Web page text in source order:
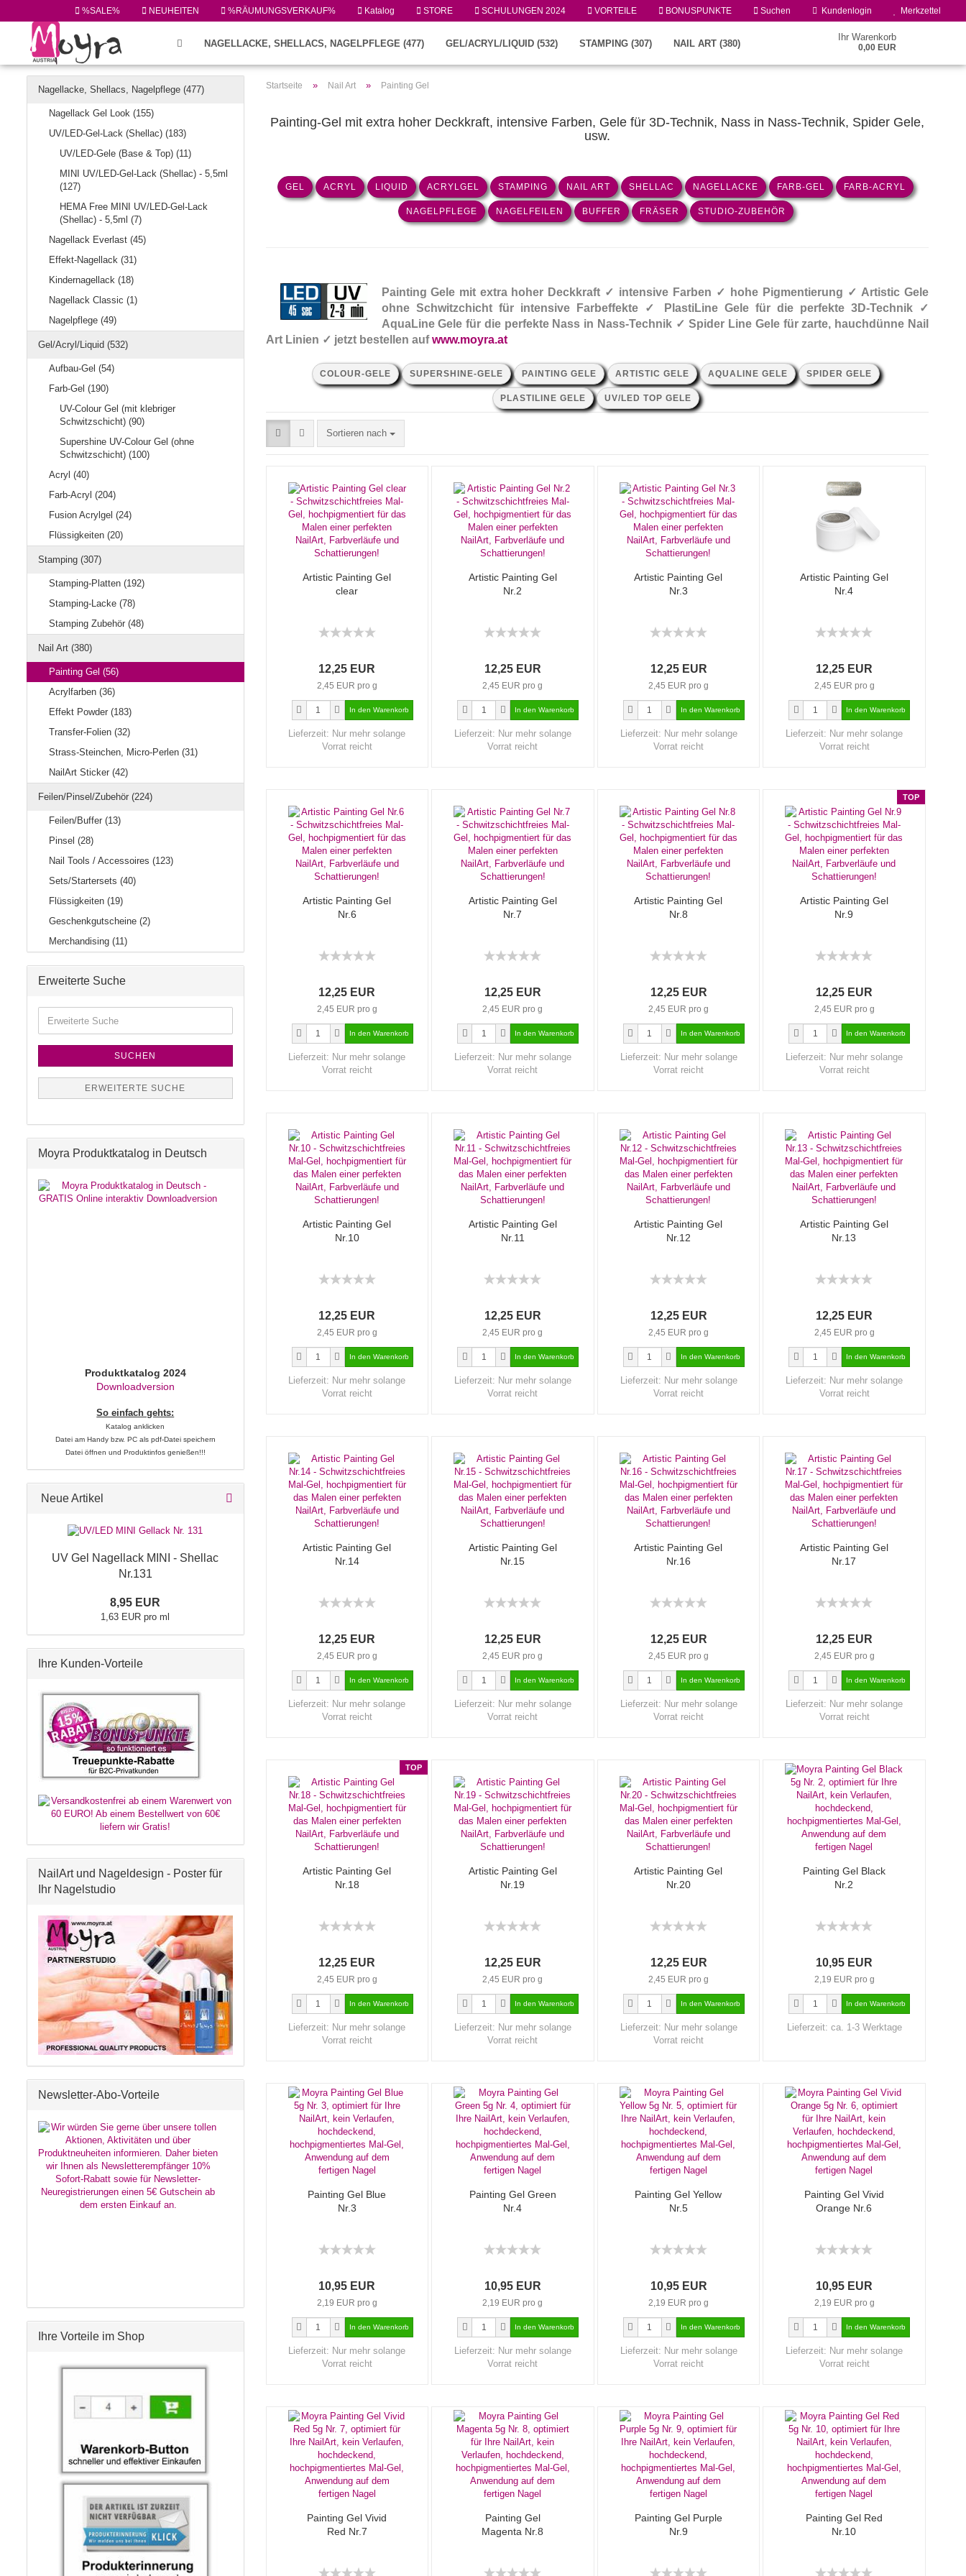
%SALE% NEUHEITEN %RÄUMUNGSVERKAUF% Katalog STORE SCHULUNGEN 2024 VORTEILE BONUSPUNKTE Suchen Kundenlogin
Konto erstellen
Passwort vergessen?
Merkzettel
Ihr Warenkorb
0,00 EUR
NAGELLACKE, SHELLACS, NAGELPFLEGE (477) GEL/ACRYL/LIQUID (532) STAMPING (307) NAIL ART (380)
Startseite » Nail Art » Painting Gel
Painting-Gel mit extra hoher Deckkraft, intensive Farben, Gele für 3D-Technik, Nass in Nass-Technik, Spider Gele,
usw.
GEL ACRYL LIQUID ACRYLGEL STAMPING NAIL ART SHELLAC NAGELLACKE FARB-GEL FARB-ACRYL
NAGELPFLEGE NAGELFEILEN BUFFER FRÄSER STUDIO-ZUBEHÖR
Painting Gele mit extra hoher Deckkraft ✓ intensive Farben ✓ hohe Pigmentierung ✓ Artistic Gele
ohne Schwitzchicht für intensive Farbeffekte ✓ PlastiLine Gele für die perfekte 3D-Technik ✓
AquaLine Gele für die perfekte Nass in Nass-Technik ✓ Spider Line Gele für zarte, hauchdünne Nail
Art Linien ✓ jetzt bestellen aufwww.moyra.at
COLOUR-GELE SUPERSHINE-GELE PAINTING GELE ARTISTIC GELE AQUALINE GELE SPIDER GELE
PLASTILINE GELE UV/LED TOP GELE
Sortieren nach
Artistic Painting Gel
clear
12,25 EUR
2,45 EUR pro g
Lieferzeit: Nur mehr solange
Vorrat reicht
Artistic Painting Gel
Nr.2
12,25 EUR
2,45 EUR pro g
Lieferzeit: Nur mehr solange
Vorrat reicht
Artistic Painting Gel
Nr.3
12,25 EUR
2,45 EUR pro g
Lieferzeit: Nur mehr solange
Vorrat reicht
Artistic Painting Gel
Nr.4
12,25 EUR
2,45 EUR pro g
Lieferzeit: Nur mehr solange
Vorrat reicht
Artistic Painting Gel
Nr.6
12,25 EUR
2,45 EUR pro g
Lieferzeit: Nur mehr solange
Vorrat reicht
Artistic Painting Gel
Nr.7
12,25 EUR
2,45 EUR pro g
Lieferzeit: Nur mehr solange
Vorrat reicht
Artistic Painting Gel
Nr.8
12,25 EUR
2,45 EUR pro g
Lieferzeit: Nur mehr solange
Vorrat reicht
TOP
Artistic Painting Gel
Nr.9
12,25 EUR
2,45 EUR pro g
Lieferzeit: Nur mehr solange
Vorrat reicht
Artistic Painting Gel
Nr.10
12,25 EUR
2,45 EUR pro g
Lieferzeit: Nur mehr solange
Vorrat reicht
Artistic Painting Gel
Nr.11
12,25 EUR
2,45 EUR pro g
Lieferzeit: Nur mehr solange
Vorrat reicht
Artistic Painting Gel
Nr.12
12,25 EUR
2,45 EUR pro g
Lieferzeit: Nur mehr solange
Vorrat reicht
Artistic Painting Gel
Nr.13
12,25 EUR
2,45 EUR pro g
Lieferzeit: Nur mehr solange
Vorrat reicht
Artistic Painting Gel
Nr.14
12,25 EUR
2,45 EUR pro g
Lieferzeit: Nur mehr solange
Vorrat reicht
Artistic Painting Gel
Nr.15
12,25 EUR
2,45 EUR pro g
Lieferzeit: Nur mehr solange
Vorrat reicht
Artistic Painting Gel
Nr.16
12,25 EUR
2,45 EUR pro g
Lieferzeit: Nur mehr solange
Vorrat reicht
Artistic Painting Gel
Nr.17
12,25 EUR
2,45 EUR pro g
Lieferzeit: Nur mehr solange
Vorrat reicht
TOP
Artistic Painting Gel
Nr.18
12,25 EUR
2,45 EUR pro g
Lieferzeit: Nur mehr solange
Vorrat reicht
Artistic Painting Gel
Nr.19
12,25 EUR
2,45 EUR pro g
Lieferzeit: Nur mehr solange
Vorrat reicht
Artistic Painting Gel
Nr.20
12,25 EUR
2,45 EUR pro g
Lieferzeit: Nur mehr solange
Vorrat reicht
Painting Gel Black
Nr.2
10,95 EUR
2,19 EUR pro g
Lieferzeit: ca. 1-3 Werktage
Painting Gel Blue
Nr.3
10,95 EUR
2,19 EUR pro g
Lieferzeit: Nur mehr solange
Vorrat reicht
Painting Gel Green
Nr.4
10,95 EUR
2,19 EUR pro g
Lieferzeit: Nur mehr solange
Vorrat reicht
Painting Gel Yellow
Nr.5
10,95 EUR
2,19 EUR pro g
Lieferzeit: Nur mehr solange
Vorrat reicht
Painting Gel Vivid
Orange Nr.6
10,95 EUR
2,19 EUR pro g
Lieferzeit: Nur mehr solange
Vorrat reicht
Painting Gel Vivid
Red Nr.7
Painting Gel
Magenta Nr.8
Painting Gel Purple
Nr.9
Painting Gel Red
Nr.10
Nagellacke, Shellacs, Nagelpflege (477)
Nagellack Gel Look (155)
UV/LED-Gel-Lack (Shellac) (183)
UV/LED-Gele (Base & Top) (11)
MINI UV/LED-Gel-Lack (Shellac) - 5,5ml
(127)
HEMA Free MINI UV/LED-Gel-Lack
(Shellac) - 5,5ml (7)
Nagellack Everlast (45)
Effekt-Nagellack (31)
Kindernagellack (18)
Nagellack Classic (1)
Nagelpflege (49)
Gel/Acryl/Liquid (532)
Aufbau-Gel (54)
Farb-Gel (190)
UV-Colour Gel (mit klebriger
Schwitzschicht) (90)
Supershine UV-Colour Gel (ohne
Schwitzschicht) (100)
Acryl (40)
Farb-Acryl (204)
Fusion Acrylgel (24)
Flüssigkeiten (20)
Stamping (307)
Stamping-Platten (192)
Stamping-Lacke (78)
Stamping Zubehör (48)
Nail Art (380)
Painting Gel (56)
Acrylfarben (36)
Effekt Powder (183)
Transfer-Folien (32)
Strass-Steinchen, Micro-Perlen (31)
NailArt Sticker (42)
Feilen/Pinsel/Zubehör (224)
Feilen/Buffer (13)
Pinsel (28)
Nail Tools / Accessoires (123)
Sets/Startersets (40)
Flüssigkeiten (19)
Geschenkgutscheine (2)
Merchandising (11)
Erweiterte Suche
SUCHEN
ERWEITERTE SUCHE
Moyra Produktkatalog in Deutsch
Produktkatalog 2024
Downloadversion
So einfach gehts:
Katalog anklicken
Datei am Handy bzw. PC als pdf-Datei speichern
Datei öffnen und Produktinfos genießen!!!
Neue Artikel
UV Gel Nagellack MINI - Shellac
Nr.131
8,95 EUR
1,63 EUR pro ml
Ihre Kunden-Vorteile
NailArt und Nageldesign - Poster für
Ihr Nagelstudio
Newsletter-Abo-Vorteile
Ihre Vorteile im Shop